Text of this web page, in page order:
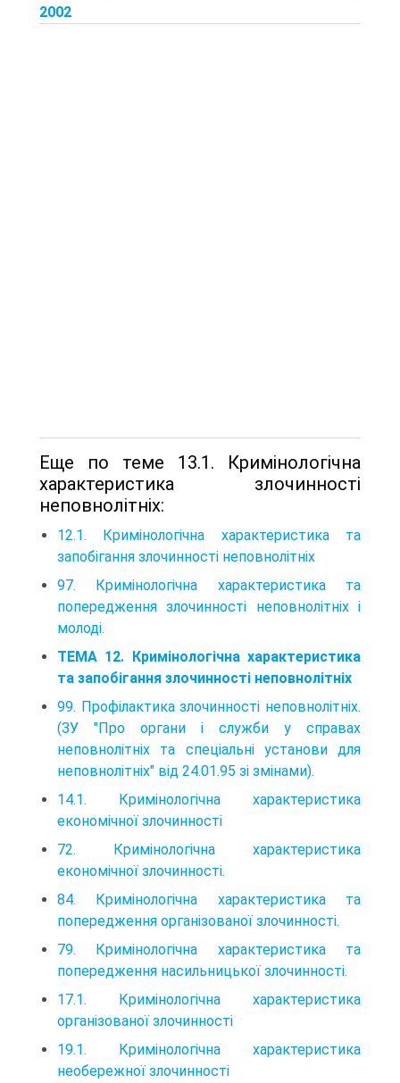
2002
Еще по теме 13.1. Кримінологічна
характеристика злочинності
неповнолітніх:
12.1. Кримінологічна характеристика та
запобігання злочинності неповнолітніх
97. Кримінологічна характеристика та
попередження злочинності неповнолітніх і
молоді.
ТЕМА 12. Кримінологічна характеристика
та запобігання злочинності неповнолітніх
99. Профілактика злочинності неповнолітніх.
(ЗУ "Про органи і служби у справах
неповнолітніх та спеціальні установи для
неповнолітніх" від 24.01.95 зі змінами).
14.1. Кримінологічна характеристика
економічної злочинності
72. Кримінологічна характеристика
економічної злочинності.
84. Кримінологічна характеристика та
попередження організованої злочинності.
79. Кримінологічна характеристика та
попередження насильницької злочинності.
17.1. Кримінологічна характеристика
організованої злочинності
19.1. Кримінологічна характеристика
необережної злочинності